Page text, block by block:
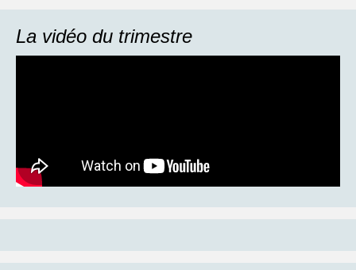
La vidéo du trimestre